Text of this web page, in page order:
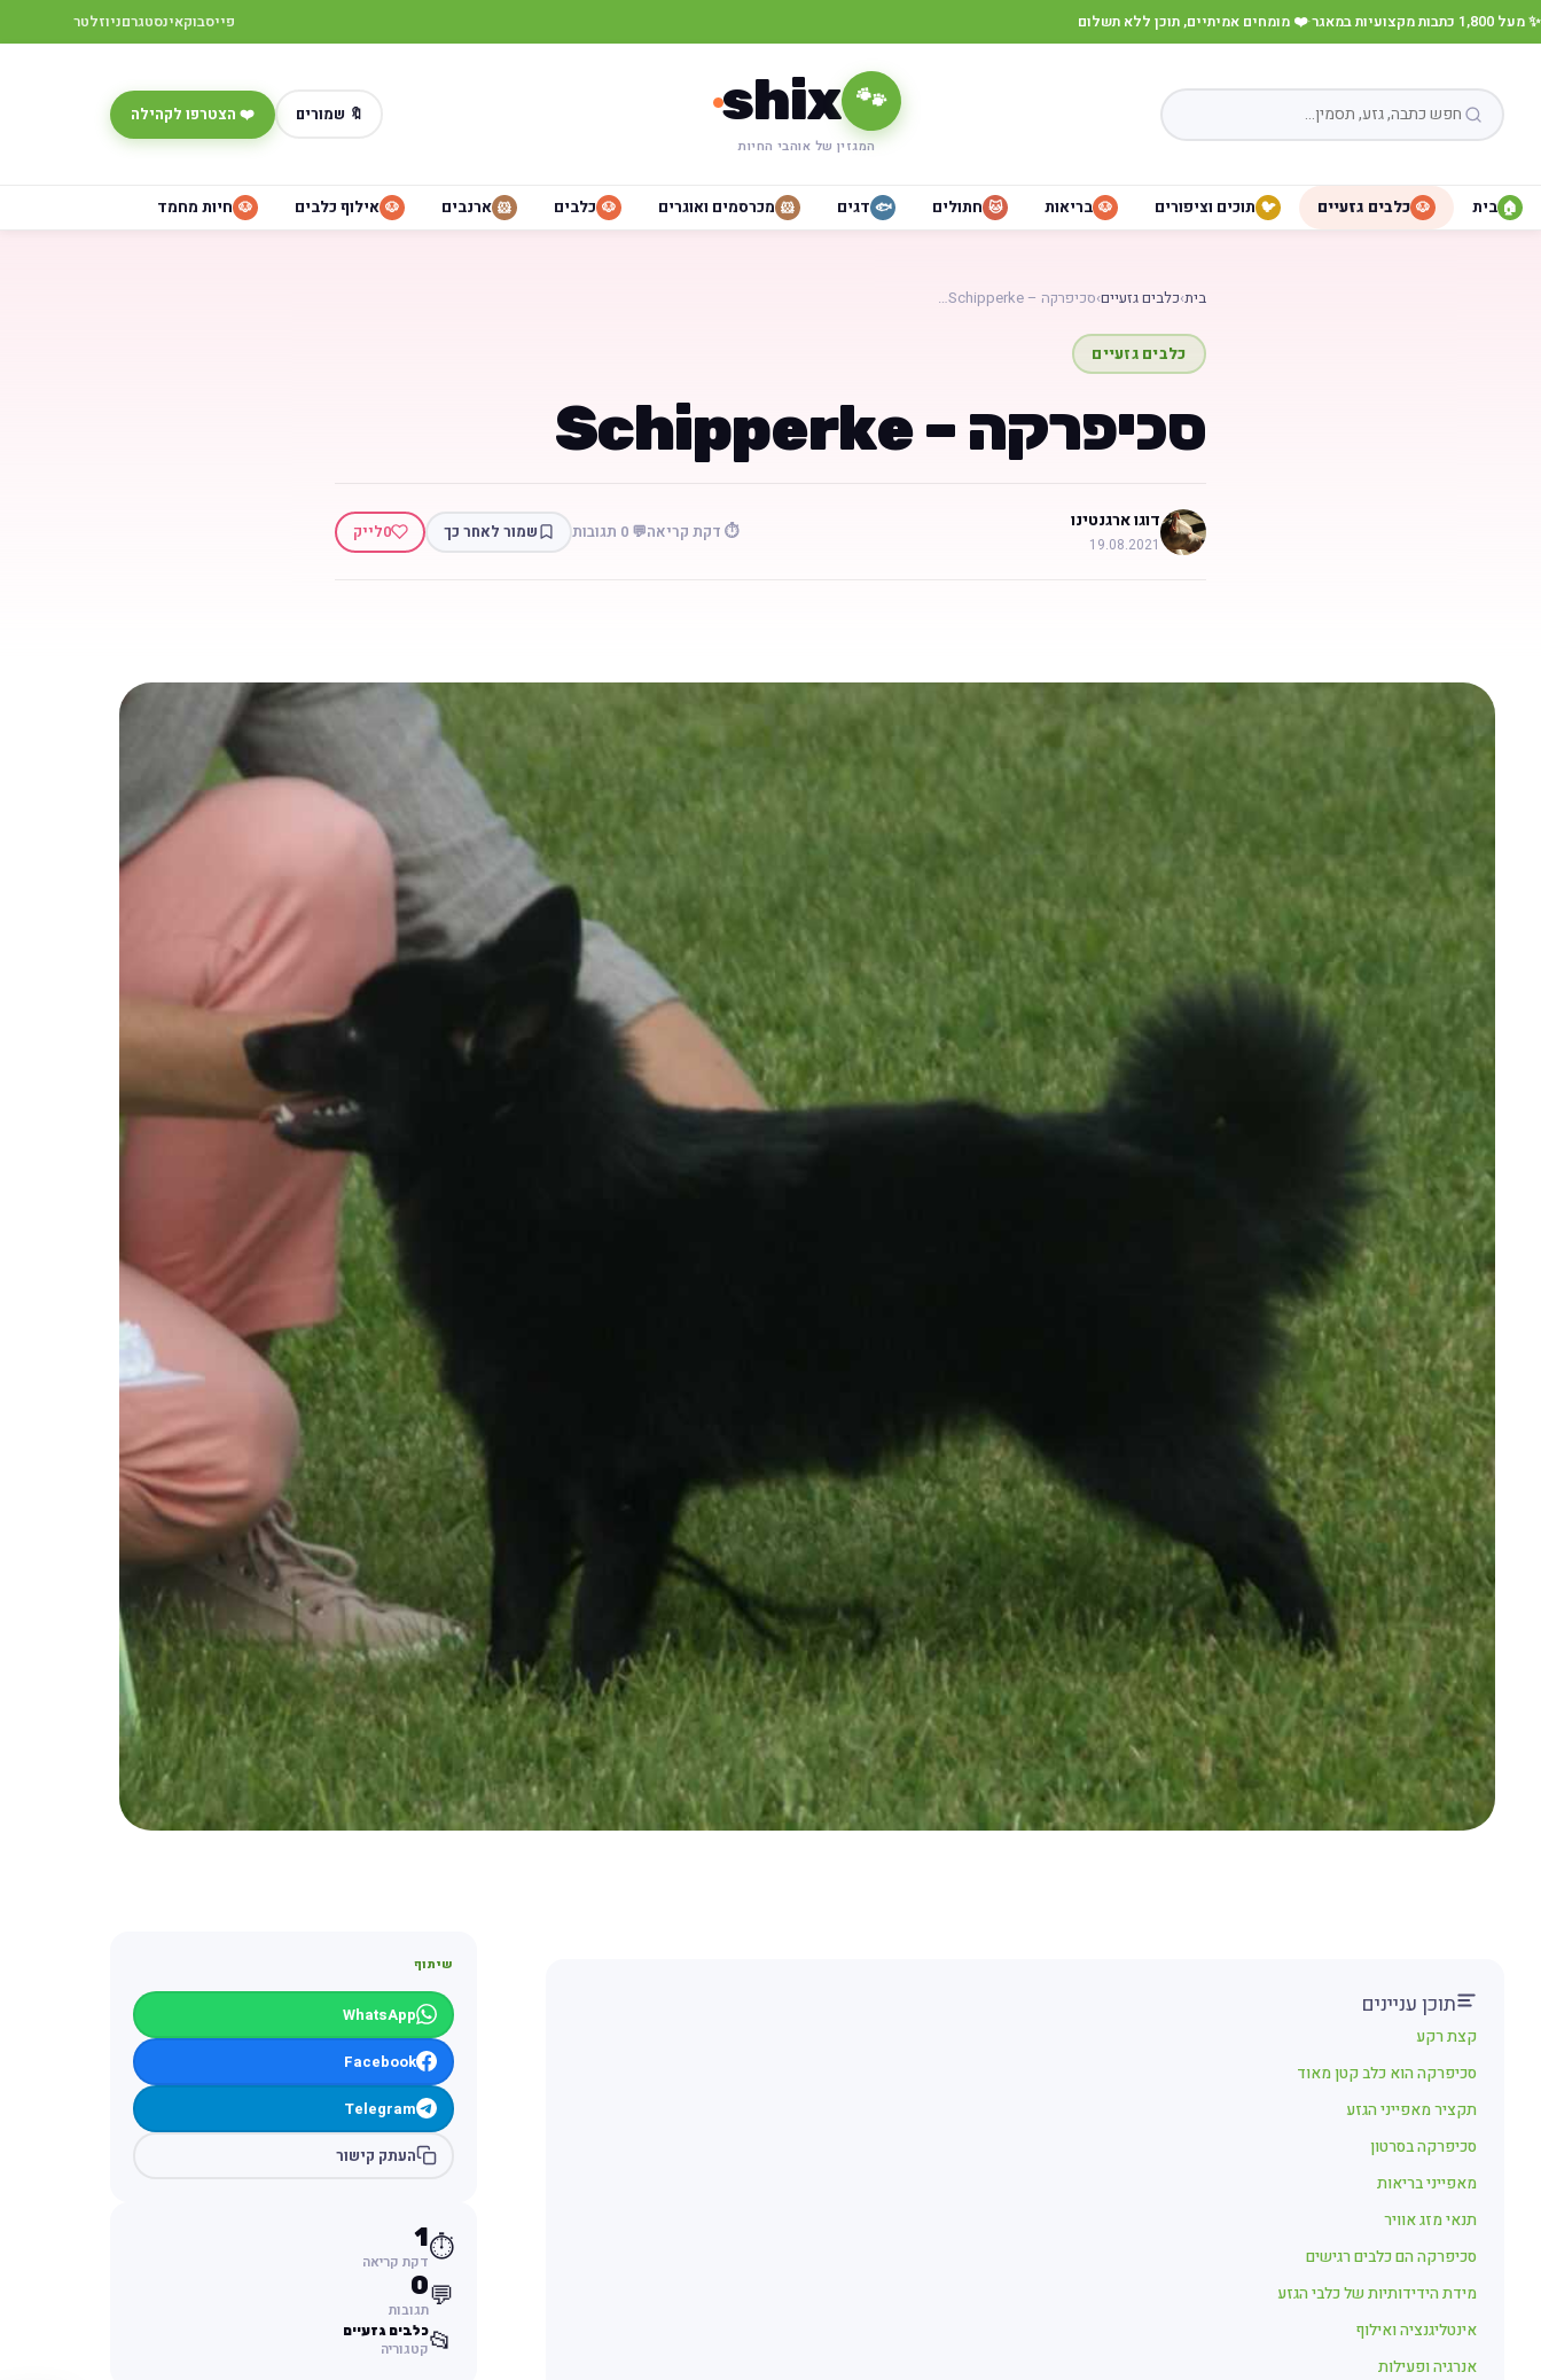
✨ מעל 1,800 כתבות מקצועיות במאגר ·❤️ מומחים אמיתיים, תוכן ללא תשלום פייסבוקאינסטגרםניוזלטר
🐾
shix
המגזין של אוהבי החיות
🔖 שמורים ❤️ הצטרפו לקהילה
🏠 בית 🐶 כלבים גזעיים 🐦 תוכים וציפורים 🐶 בריאות 🐱 חתולים 🐟 דגים 🐹 מכרסמים ואוגרים 🐶 כלבים 🐹 ארנבים 🐶 אילוף כלבים 🐶 חיות מחמד
בית›כלבים גזעיים›סכיפרקה – Schipperke…
כלבים גזעיים
סכיפרקה – Schipperke
דוגו ארגנטינו
19.08.2021
⏱️ דקת קריאה💬 0 תגובות שמור לאחר כך 0לייק
תוכן עניינים
קצת רקע
סכיפרקה הוא כלב קטן מאוד
תקציר מאפייני הגזע
סכיפרקה בסרטון
מאפייני בריאות
תנאי מזג אוויר
סכיפרקה הם כלבים רגישים
מידת הידידותיות של כלבי הגזע
אינטליגנציה ואילוף
אנרגיה ופעילות
שיתוף
WhatsApp
Facebook
Telegram
העתק קישור
⏱️
1
דקת קריאה
💬
0
תגובות
📂כלבים גזעיים
קטגוריה